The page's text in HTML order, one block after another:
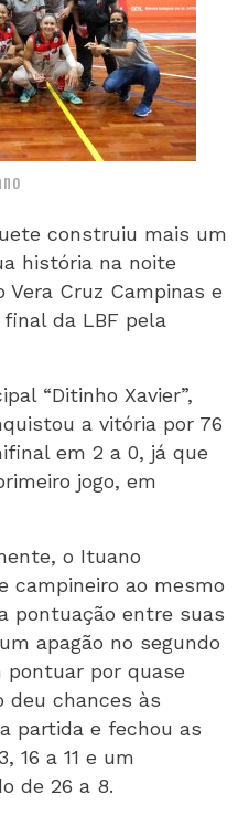
construiu mais um
história na noite
Vera Cruz Campinas e
da LBF pela
“Ditinho Xavier”,
a vitória por 76
em 2 a 0, já que
jogo, em
o Ituano
campineiro ao mesmo
pontuação entre suas
apagão no segundo
por quase
deu chances às
partida e fechou as
16 a 11 e um
de 26 a 8.